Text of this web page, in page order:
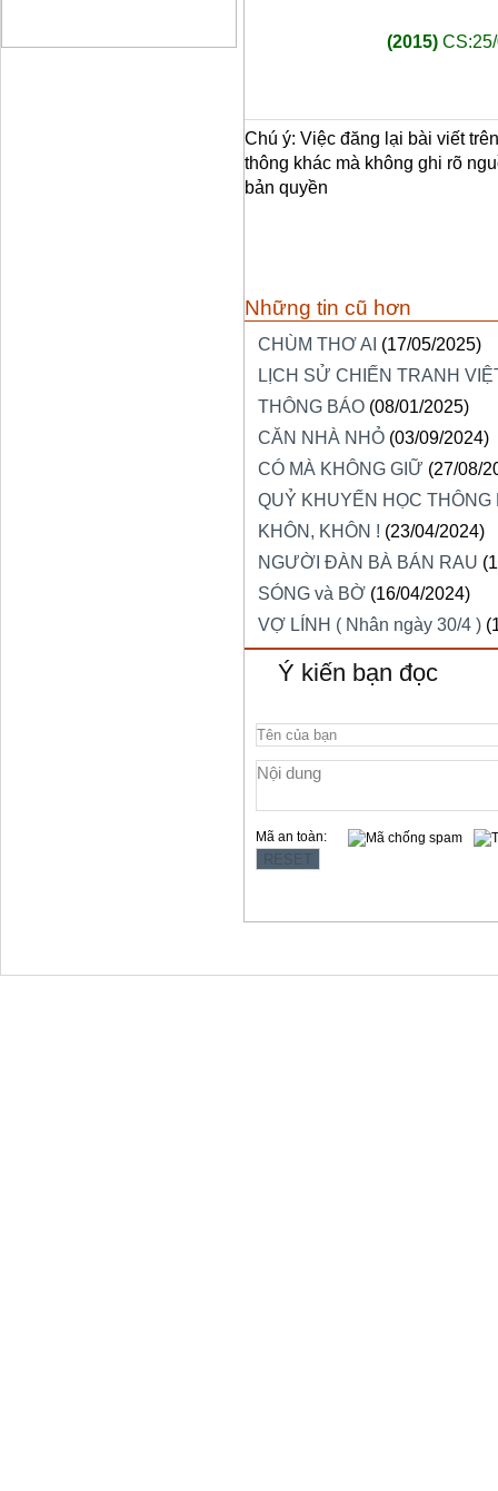
(2015)
Chú ý: Việc đăng lại bài viết
thông khác mà không ghi rõ
bản quyền
Những tin cũ hơn
CHÙM THƠ AI (17/05/2025)
LỊCH SỬ CHIẾN TRANH
THÔNG BÁO (08/01/2025)
CĂN NHÀ NHỎ (03/09/2024)
CÓ MÀ KHÔNG GIỮ (27/08/
QUỶ KHUYẾN HỌC THÔNG
KHÔN, KHÔN ! (23/04/2024)
NGƯỜI ĐÀN BÀ BÁN RAU
SÓNG và BỜ (16/04/2024)
VỢ LÍNH ( Nhân ngày 30/4 )
Ý kiến bạn đọc
Mã an toàn: